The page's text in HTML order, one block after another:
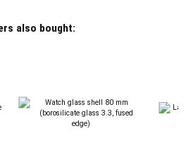
also bought: